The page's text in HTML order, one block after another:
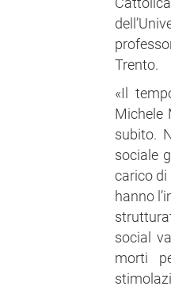
Trento.
«Il
Michele
subito.
sociale
carico di
hanno
social
morti